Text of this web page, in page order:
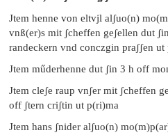
Jtem henne von eltvjl alʃuo(n)
vnß(er)s mit ʃcheffen geʃellen dut
randeckern vnd conczgin praʃʃen ut
Jtem műderhenne dut ʃin 3 h off
Jtem cleʃe raup vnʃer mit ʃcheffen
off ʃtern criʃtin ut p(ri)ma
Jtem hans ʃnider alʃuo(n)